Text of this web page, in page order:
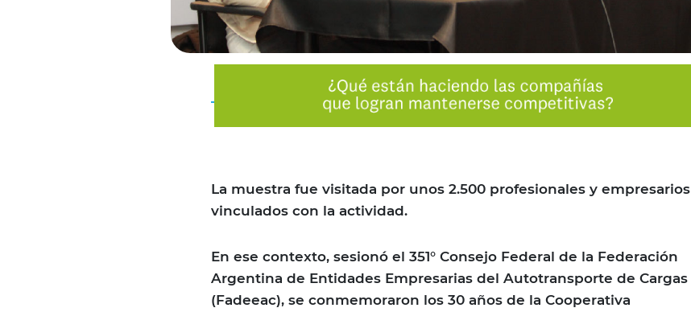
La muestra fue visitada por unos 2.500 profesionales y empresarios
vinculados con la actividad.
En ese contexto, sesionó el 351° Consejo Federal de la Federación
Argentina de Entidades Empresarias del Autotransporte de Cargas
(Fadeeac), se conmemoraron los 30 años de la Cooperativa